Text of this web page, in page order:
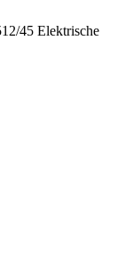
45 Elektrische